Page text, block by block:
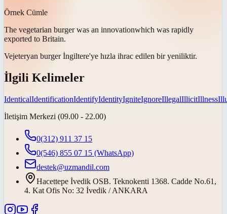
Örnek Cümle
The vegetarian burger was an innovationwhich was rapidly
exported to Britain.
Vejeteryan burger İngiltere'ye hızla ihrac edilen bir yeniliktir.
İlgili Kelimeler
IdenticalIdentificationIdentifyIdentityIgniteIgnoreIllegalIllicitIllness
İletişim Merkezi (09.00 - 22.00)
0(312) 911 37 15
0(546) 855 07 15 (WhatsApp)
destek@uzmandil.com
Hacettepe İvedik OSB. Teknokenti 1368. Cadde No.61,
4. Kat Ofis No: 32 İvedik / ANKARA